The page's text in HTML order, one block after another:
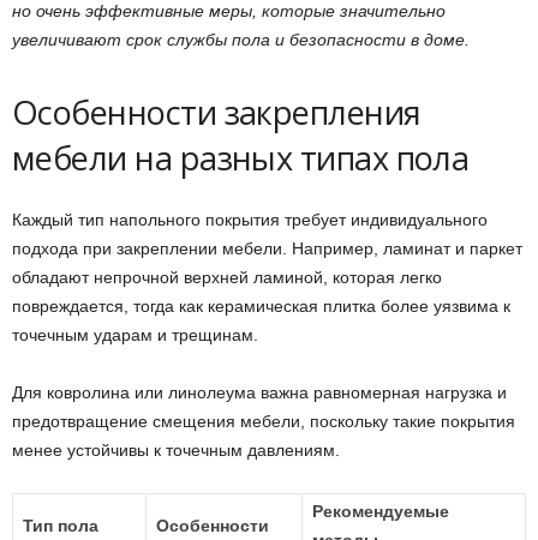
но очень эффективные меры, которые значительно
увеличивают срок службы пола и безопасности в доме.
Особенности закрепления
мебели на разных типах пола
Каждый тип напольного покрытия требует индивидуального
подхода при закреплении мебели. Например, ламинат и паркет
обладают непрочной верхней ламиной, которая легко
повреждается, тогда как керамическая плитка более уязвима к
точечным ударам и трещинам.
Для ковролина или линолеума важна равномерная нагрузка и
предотвращение смещения мебели, поскольку такие покрытия
менее устойчивы к точечным давлениям.
Тип пола Особенности
Рекомендуемые